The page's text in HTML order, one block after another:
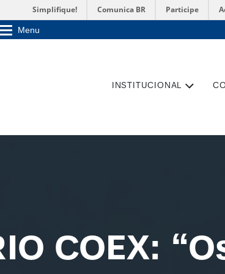
Simplifique! Comunica BR Participe
Menu
INSTITUCIONAL
COEX: